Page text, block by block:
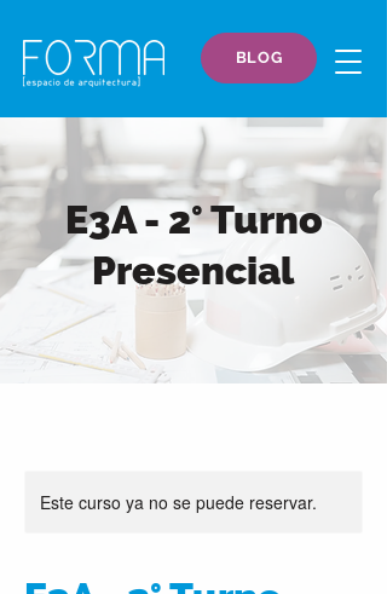
BLOG
E3A - 2° Turno
Presencial
Este curso ya no se puede reservar.